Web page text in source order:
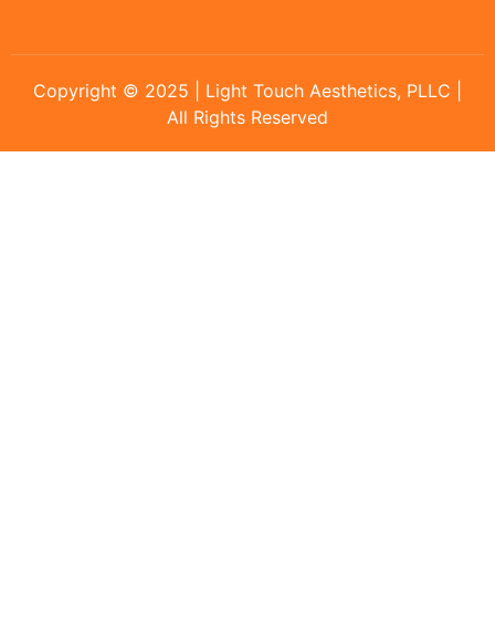
Copyright © 2025 | Light Touch Aesthetics, PLLC |
All Rights Reserved